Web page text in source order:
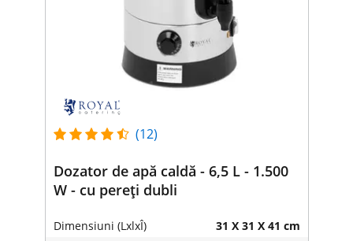
(12)
Dozator de apă caldă - 6,5 L - 1.500
W - cu pereți dubli
Dimensiuni (LxlxÎ) 31 X 31 X 41 cm